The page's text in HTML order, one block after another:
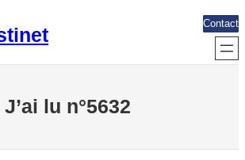
Contact
J’ai lu n°5632